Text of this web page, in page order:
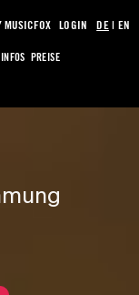
INFOS PREISE
MUSICFOX LOGIN DE| EN